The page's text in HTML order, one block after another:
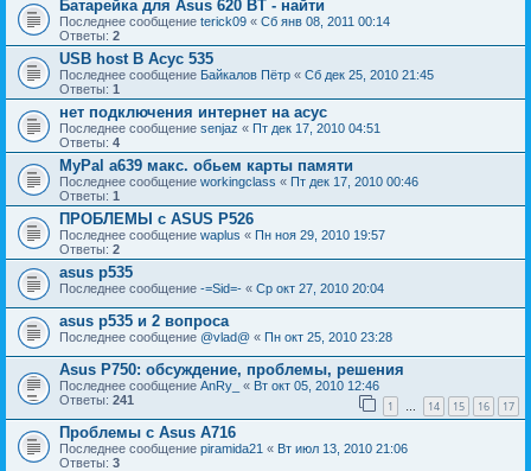
Батарейка для Asus 620 BT - найти
Последнее сообщение terick09 « Сб янв 08, 2011 00:14
Ответы: 2
USB host В Асус 535
Последнее сообщение Байкалов Пётр « Сб дек 25, 2010 21:45
Ответы: 1
нет подключения интернет на асус
Последнее сообщение senjaz « Пт дек 17, 2010 04:51
Ответы: 4
MyPal a639 макс. обьем карты памяти
Последнее сообщение workingclass « Пт дек 17, 2010 00:46
Ответы: 1
ПРОБЛЕМЫ с ASUS P526
Последнее сообщение waplus « Пн ноя 29, 2010 19:57
Ответы: 2
asus p535
Последнее сообщение -=Sid=- « Ср окт 27, 2010 20:04
asus p535 и 2 вопроса
Последнее сообщение @vlad@ « Пн окт 25, 2010 23:28
Asus P750: обсуждение, проблемы, решения
Последнее сообщение AnRy_ « Вт окт 05, 2010 12:46
Ответы: 241 1 … 14 15 16 17
Проблемы с Asus A716
Последнее сообщение piramida21 « Вт июл 13, 2010 21:06
Ответы: 3